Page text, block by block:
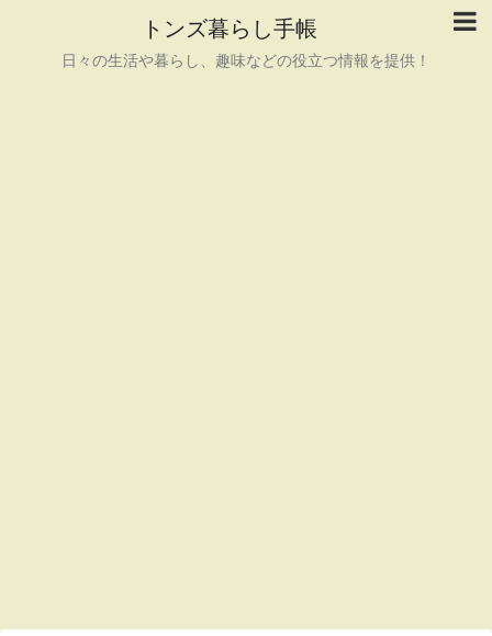
トンズ暮らし手帳
日々の生活や暮らし、趣味などの役立つ情報を提供！